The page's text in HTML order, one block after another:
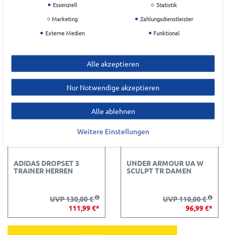
UVP 130,00 €
111,99 €*
DAMEN
UVP 130,00 €
ADIDAS DROPSET 3
TRAINER HERREN
UVP 130,00 €
111,99 €*
UNDER ARMOUR UA W
SCULPT TR DAMEN
UVP 110,00 €
96,99 €*
Essenziell
Statistik
Marketing
Zahlungsdienstleister
Externe Medien
Funktional
Alle akzeptieren
Nur Notwendige akzeptieren
Alle ablehnen
Weitere Einstellungen